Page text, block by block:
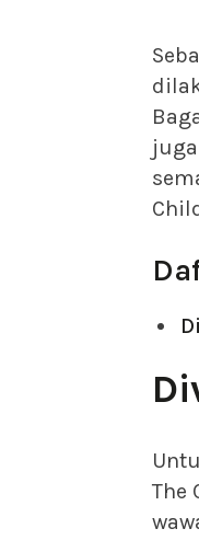
The